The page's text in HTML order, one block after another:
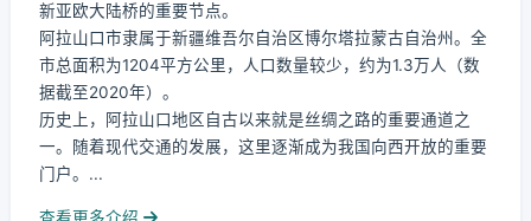
新亚欧大陆桥的重要节点。
阿拉山口市隶属于新疆维吾尔自治区博尔塔拉蒙古自治州。全
市总面积为1204平方公里，人口数量较少，约为1.3万人（数
据截至2020年）。
历史上，阿拉山口地区自古以来就是丝绸之路的重要通道之
一。随着现代交通的发展，这里逐渐成为我国向西开放的重要
门户。...